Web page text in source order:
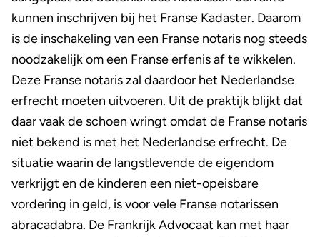
kunnen inschrijven bij het Franse Kadaster. Daarom
is de inschakeling van een Franse notaris nog steeds
noodzakelijk om een Franse erfenis af te wikkelen.
Deze Franse notaris zal daardoor het Nederlandse
erfrecht moeten uitvoeren. Uit de praktijk blijkt dat
daar vaak de schoen wringt omdat de Franse notaris
niet bekend is met het Nederlandse erfrecht. De
situatie waarin de langstlevende de eigendom
verkrijgt en de kinderen een niet-opeisbare
vordering in geld, is voor vele Franse notarissen
abracadabra. De Frankrijk Advocaat kan met haar